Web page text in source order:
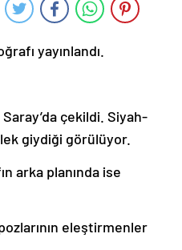
yayınlandı.
çekildi. Siyah-
giydiği görülüyor.
arka planında ise
eleştirmenler